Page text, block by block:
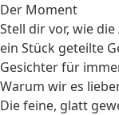
Der Moment
Stell dir vor, wie
ein Stück geteilte
Gesichter für
Warum wir es
Die feine, glatt